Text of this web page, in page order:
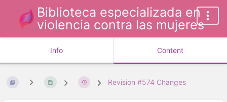
Biblioteca especializada en
violencia contra las mujeres
Info Content
Revision #574 Changes